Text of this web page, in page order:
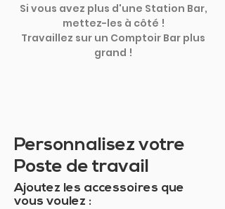
Si vous avez plus d'une Station Bar,
mettez-les à côté !
Travaillez sur un Comptoir Bar plus
grand !
Personnalisez votre
Poste de travail
Ajoutez les accessoires que
vous voulez :